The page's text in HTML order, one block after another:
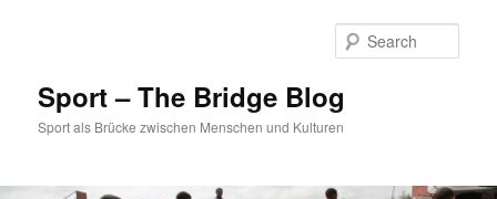
Sport – The Bridge Blog
Sport als Brücke zwischen Menschen und Kulturen